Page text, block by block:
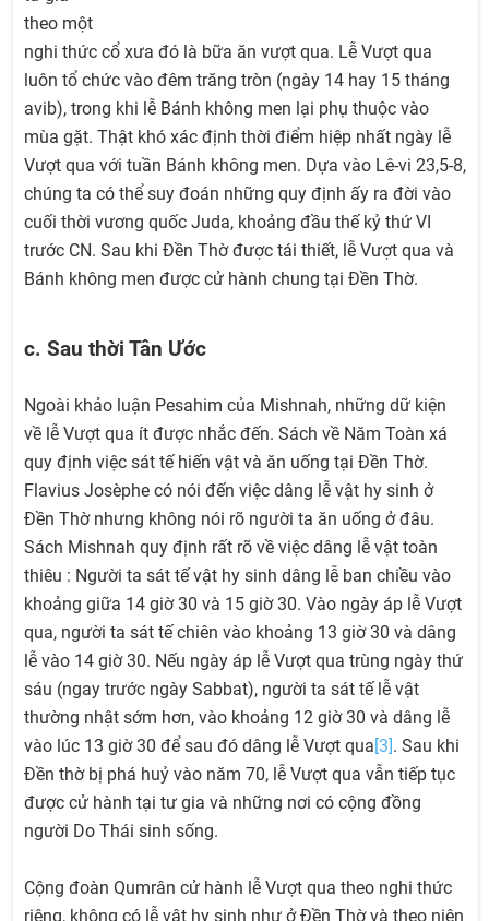
theo một
nghi thức cổ xưa đó là bữa ăn vượt qua. Lễ Vượt qua
luôn tổ chức vào đêm trăng tròn (ngày 14 hay 15 tháng
avib), trong khi lễ Bánh không men lại phụ thuộc vào
mùa gặt. Thật khó xác định thời điểm hiệp nhất ngày lễ
Vượt qua với tuần Bánh không men. Dựa vào Lê-vi 23,5-8,
chúng ta có thể suy đoán những quy định ấy ra đời vào
cuối thời vương quốc Juda, khoảng đầu thế kỷ thứ VI
trước CN. Sau khi Đền Thờ được tái thiết, lễ Vượt qua và
Bánh không men được cử hành chung tại Đền Thờ.
c. Sau thời Tân Ước
Ngoài khảo luận Pesahim của Mishnah, những dữ kiện
về lễ Vượt qua ít được nhắc đến. Sách về Năm Toàn xá
quy định việc sát tế hiến vật và ăn uống tại Đền Thờ.
Flavius Josèphe có nói đến việc dâng lễ vật hy sinh ở
Đền Thờ nhưng không nói rõ người ta ăn uống ở đâu.
Sách Mishnah quy định rất rõ về việc dâng lễ vật toàn
thiêu : Người ta sát tế vật hy sinh dâng lễ ban chiều vào
khoảng giữa 14 giờ 30 và 15 giờ 30. Vào ngày áp lễ Vượt
qua, người ta sát tế chiên vào khoảng 13 giờ 30 và dâng
lễ vào 14 giờ 30. Nếu ngày áp lễ Vượt qua trùng ngày thứ
sáu (ngay trước ngày Sabbat), người ta sát tế lễ vật
thường nhật sớm hơn, vào khoảng 12 giờ 30 và dâng lễ
vào lúc 13 giờ 30 để sau đó dâng lễ Vượt qua[3]. Sau khi
Đền thờ bị phá huỷ vào năm 70, lễ Vượt qua vẫn tiếp tục
được cử hành tại tư gia và những nơi có cộng đồng
người Do Thái sinh sống.
Cộng đoàn Qumrân cử hành lễ Vượt qua theo nghi thức
riêng, không có lễ vật hy sinh như ở Đền Thờ và theo niên